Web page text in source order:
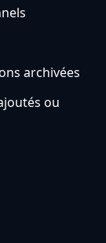
archivées
ou